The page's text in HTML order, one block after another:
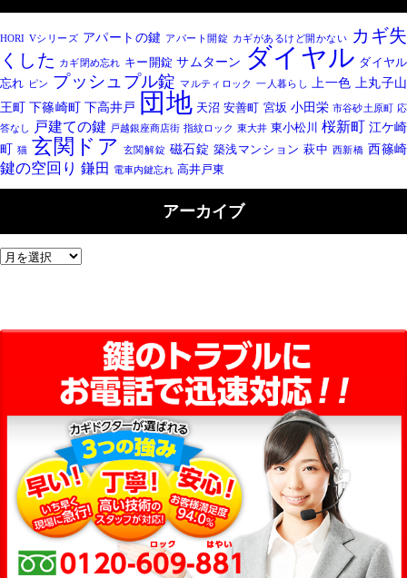
HORI Vシリーズ アパートの鍵 アパート開錠 カギがあるけど開かない
カギ失
くした
カギ閉め忘れ キー開錠 サムターン ダイヤル ダイヤル
忘れ
ピン プッシュプル錠 マルティロック 一人暮らし 上一色
上丸子山
王町
下篠崎町 下高井戸 団地 天沼 安善町 宮坂 小田栄 市谷砂土原町
応
答なし
戸建ての鍵 戸越銀座商店街 指紋ロック 東大井 東小松川 桜新町 江ケ崎
町
猫 玄関ドア 玄関解錠 磁石錠 築浅マンション 萩中 西新橋 西篠崎
鍵の空回り 鎌田 電車内鍵忘れ 高井戸東
アーカイブ
ア
ブ